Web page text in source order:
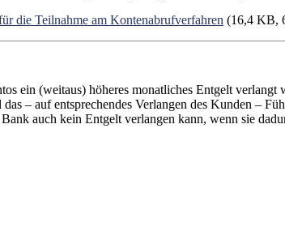
die Teilnahme am Kontenabrufverfahren (16,4 KB,
ein (weitaus) höheres monatliches Entgelt
– auf entsprechendes Verlangen des Kunden –
auch kein Entgelt verlangen kann, wenn sie